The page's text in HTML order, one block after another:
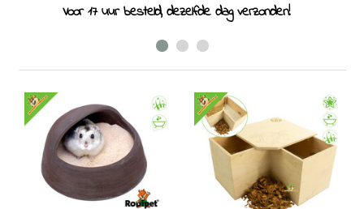
Voor 17 uur besteld, dezelfde dag verzonden!